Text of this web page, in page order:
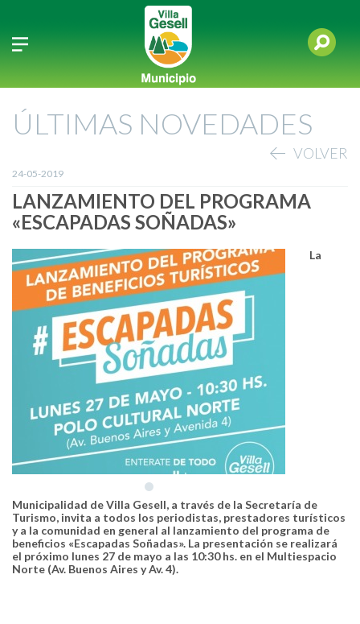
ÚLTIMAS NOVEDADES
VOLVER
24-05-2019
LANZAMIENTO DEL PROGRAMA
«ESCAPADAS SOÑADAS»
La
Municipalidad de Villa Gesell, a través de la Secretaría de
Turismo, invita a todos los periodistas, prestadores turísticos
y a la comunidad en general al lanzamiento del programa de
beneficios «Escapadas Soñadas». La presentación se realizará
el próximo lunes 27 de mayo a las 10:30 hs. en el Multiespacio
Norte (Av. Buenos Aires y Av. 4).